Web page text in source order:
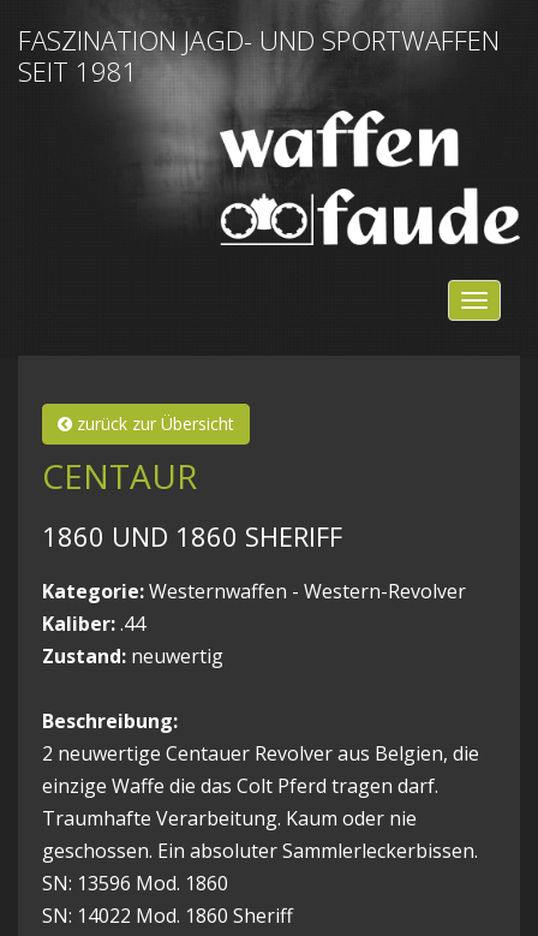
FASZINATION JAGD- UND SPORTWAFFEN
SEIT 1981
zurück zur Übersicht
CENTAUR
1860 UND 1860 SHERIFF
Kategorie:Westernwaffen - Western-Revolver
Kaliber:.44
Zustand: neuwertig
Beschreibung:
2 neuwertige Centauer Revolver aus Belgien, die
einzige Waffe die das Colt Pferd tragen darf.
Traumhafte Verarbeitung. Kaum oder nie
geschossen. Ein absoluter Sammlerleckerbissen.
SN: 13596 Mod. 1860
SN: 14022 Mod. 1860 Sheriff